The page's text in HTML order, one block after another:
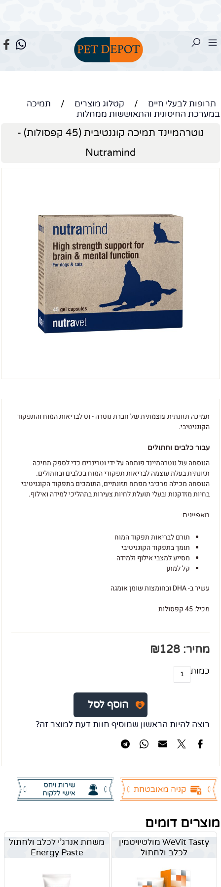
תרופות לבעלי חיים / קטלוג מוצרים /
תמיכה
במערכת החיסונית והתאוששות ממחלות
נוטרהמיינד תמיכה קוגנטיבית (45 קפסולות) -
Nutramind
תמיכה תזונתית עוצמתית של חברת נוטרה - וט לבריאות המוח והתפקוד
הקוגניטיבי.
עבור כלבים וחתולים
הנוסחה של נוטרהמיינד פותחה על ידי וטרינרים כדי לספק תמיכה
תזונתית בעלת עוצמה לבריאות תפקודי המוח בכלבים ובחתולים.
הנוסחה מכילה מרכיבי מפתח תזונתיים, התומכים בתפקוד הקוגניטיבי
בחיות מזדקנות ובעלי תועלת לחיות צעירות בתהליכי למידה ואילוף.
מאפיינים:
תורם לבריאות תפקוד המוח
תומך בתפקוד הקוגניטיבי
מסייע למצבי אילוף ולמידה
קל למתן
עשיר ב- DHA ובחומצות שומן אומגה
מכיל: 45 קפסולות
מחיר: ₪128
כמות
הוסף לסל
רוצה להיות הראשון שמוסיף חוות דעת למוצר זה?
מוצרים דומים
WeVit Tasty מולטיויטמין
לכלב ולחתול
משחת אנרג'י לכלב ולחתול
Energy Paste